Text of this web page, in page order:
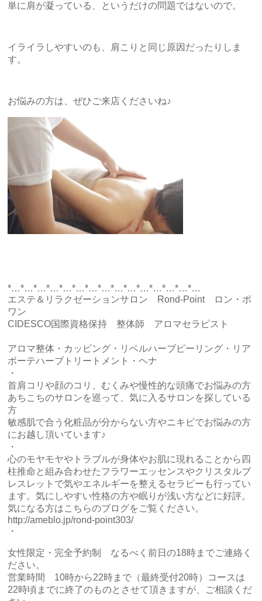
単に肩が凝っている、というだけの問題ではないので。
イライラしやすいのも、肩こりと同じ原因だったりしま
す。
お悩みの方は、ぜひご来店くださいね♪
*…*…*…*…*…*…*…*…*…*…*…*…*…*…*…
エステ＆リラクゼーションサロン Rond-Point ロン・ポ
ワン
CIDESCO国際資格保持 整体師 アロマセラピスト
アロマ整体・カッピング・リベルハーブピーリング・リア
ボーテハーブトリートメント・ヘナ
・
首肩コリや顔のコリ、むくみや慢性的な頭痛でお悩みの方
あちこちのサロンを巡って、気に入るサロンを探している
方
敏感肌で合う化粧品が分からない方やニキビでお悩みの方
にお越し頂いています♪
・
心のモヤモヤやトラブルが身体やお肌に現れることから四
柱推命と組み合わせたフラワーエッセンスやクリスタルブ
レスレットで気やエネルギーを整えるセラピーも行ってい
ます。気にしやすい性格の方や眠りが浅い方などに好評。
気になる方はこちらのブログをご覧ください。
http://ameblo.jp/rond-point303/
・
女性限定・完全予約制 なるべく前日の18時までご連絡く
ださい。
営業時間 10時から22時まで（最終受付20時）コースは
22時頃までに終了のものとさせて頂きますが、ご相談くだ